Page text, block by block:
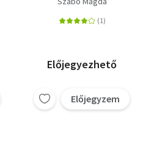
Előjegyezhető
Előjegyzem